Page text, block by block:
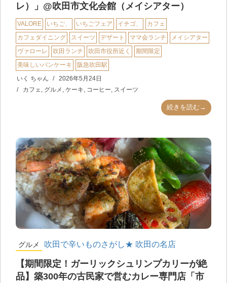
レ）」@吹田市文化会館（メイシアター）
VALORE いちご、 いちごフェア イチゴ、
カフェ
カフェダイニング
スイーツ デザート ママ会ランチ
メイシアター
ヴァローレ
吹田ランチ 吹田市役所近く
期間限定
美味しいパンケーキ
阪急吹田駅
いく ちゃん
2026年5月24日
カフェ
グルメ ケーキ コーヒー スイーツ
続きを読む→
グルメ 吹田で辛いものさがし★ 吹田の名店
【期間限定！ガーリックシュリンプカリーが絶
品】築300年の古民家で営むカレー専門店「市